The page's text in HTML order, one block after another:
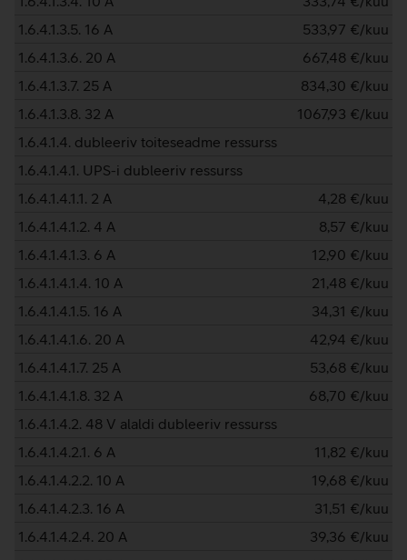
1.6.4.1.3.5. 16 A
533,97 €/kuu
1.6.4.1.3.6. 20 A
667,48 €/kuu
1.6.4.1.3.7. 25 A
834,30 €/kuu
1.6.4.1.3.8. 32 A
1067,93 €/kuu
1.6.4.1.4. dubleeriv toiteseadme ressurss
1.6.4.1.4.1. UPS-i dubleeriv ressurss
1.6.4.1.4.1.1. 2 A
4,28 €/kuu
1.6.4.1.4.1.2. 4 A
8,57 €/kuu
1.6.4.1.4.1.3. 6 A
12,90 €/kuu
1.6.4.1.4.1.4. 10 A
21,48 €/kuu
1.6.4.1.4.1.5. 16 A
34,31 €/kuu
1.6.4.1.4.1.6. 20 A
42,94 €/kuu
1.6.4.1.4.1.7. 25 A
53,68 €/kuu
1.6.4.1.4.1.8. 32 A
68,70 €/kuu
1.6.4.1.4.2. 48 V alaldi dubleeriv ressurss
1.6.4.1.4.2.1. 6 A
11,82 €/kuu
1.6.4.1.4.2.2. 10 A
19,68 €/kuu
1.6.4.1.4.2.3. 16 A
31,51 €/kuu
1.6.4.1.4.2.4. 20 A
39,36 €/kuu